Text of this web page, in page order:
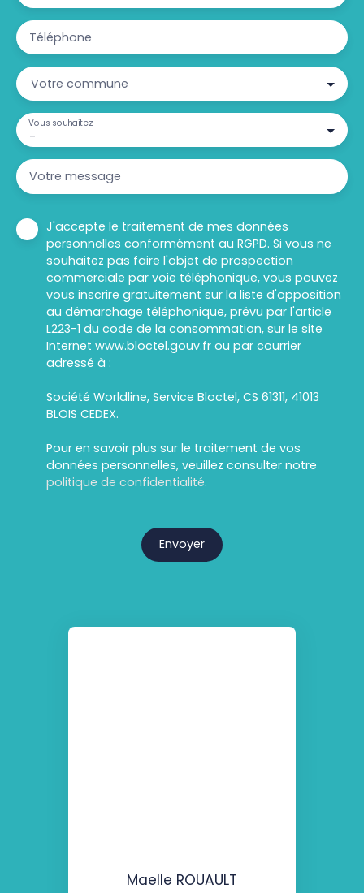
Téléphone
Votre commune
-
Vous souhaitez
Votre message
J'accepte le traitement de mes données
personnelles conformément au RGPD. Si vous ne
souhaitez pas faire l'objet de prospection
commerciale par voie téléphonique, vous pouvez
vous inscrire gratuitement sur la liste d'opposition
au démarchage téléphonique, prévu par l'article
L223-1 du code de la consommation, sur le site
Internet www.bloctel.gouv.fr ou par courrier
adressé à :
Société Worldline, Service Bloctel, CS 61311, 41013
BLOIS CEDEX.
Pour en savoir plus sur le traitement de vos
données personnelles, veuillez consulter notre
politique de confidentialité.
Envoyer
Maelle ROUAULT